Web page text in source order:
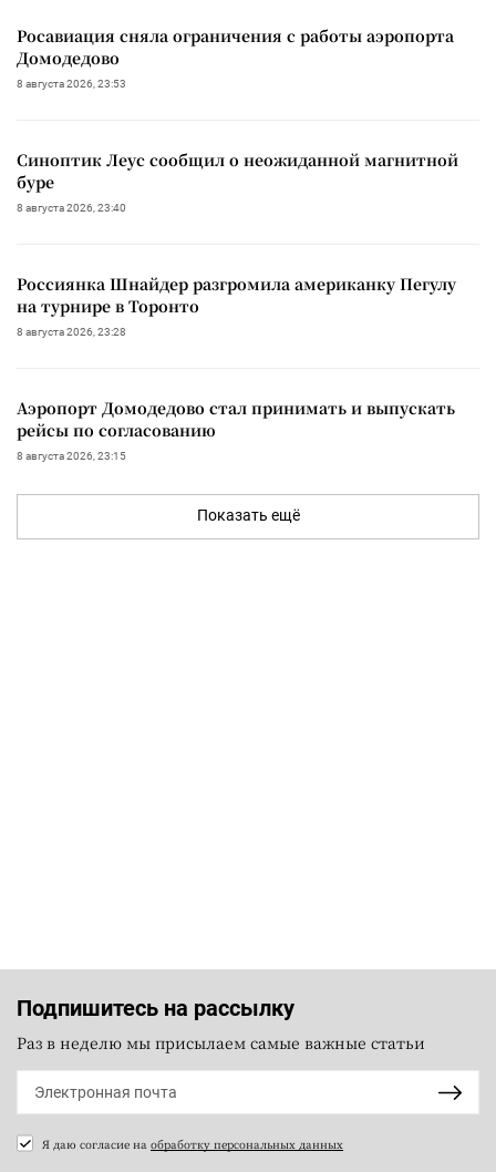
Росавиация сняла ограничения с работы аэропорта
Домодедово
8 августа 2026, 23:53
Синоптик Леус сообщил о неожиданной магнитной
буре
8 августа 2026, 23:40
Россиянка Шнайдер разгромила американку Пегулу
на турнире в Торонто
8 августа 2026, 23:28
Аэропорт Домодедово стал принимать и выпускать
рейсы по согласованию
8 августа 2026, 23:15
Показать ещё
Подпишитесь на рассылку
Раз в неделю мы присылаем самые важные статьи
Я даю согласие на обработку персональных данных